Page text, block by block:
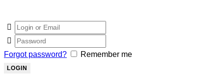
Forgot password? Remember me